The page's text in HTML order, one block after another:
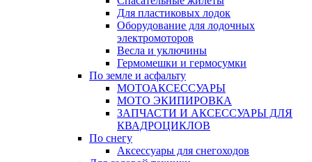
Для пластиковых лодок
Оборудование для лодочных
электромоторов
Весла и уключины
Гермомешки и гермосумки
По земле и асфальту
МОТОАКСЕССУАРЫ
МОТО ЭКИПИРОВКА
ЗАПЧАСТИ И АКСЕССУАРЫ ДЛЯ
КВАДРОЦИКЛОВ
По снегу
Аксессуары для снегоходов